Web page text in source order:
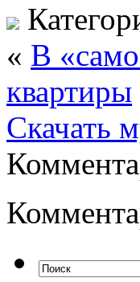
« В
квартиры
Скачать